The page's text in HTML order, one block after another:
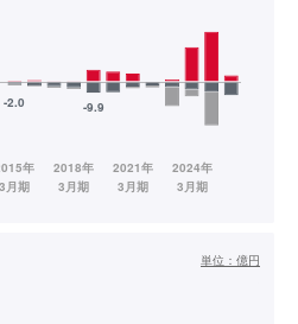
単位： 億円